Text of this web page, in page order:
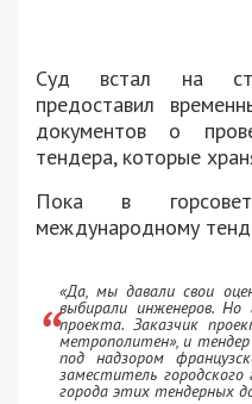
Суд встал на
предоставил
документов о
тендера, которые
Пока в
международному
«Да, мы давали свои
выбирали инженеров. Но
проекта. Заказчик
метрополитен», и
под надзором
заместитель
города этих тендерных